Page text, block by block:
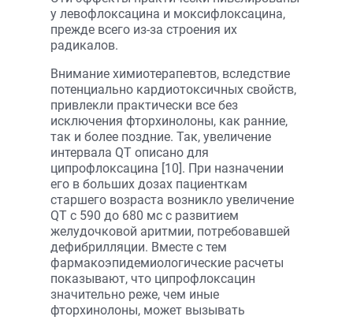
у левофлоксацина и моксифлоксацина,
прежде всего из-за строения их
радикалов.
Внимание химиотерапевтов, вследствие
потенциально кардиотоксичных свойств,
привлекли практически все без
исключения фторхинолоны, как ранние,
так и более поздние. Так, увеличение
интервала QT описано для
ципрофлоксацина [10]. При назначении
его в больших дозах пациенткам
старшего возраста возникло увеличение
QT с 590 до 680 мс с развитием
желудочковой аритмии, потребовавшей
дефибрилляции. Вместе с тем
фармакоэпидемиологические расчеты
показывают, что ципрофлоксацин
значительно реже, чем иные
фторхинолоны, может вызывать